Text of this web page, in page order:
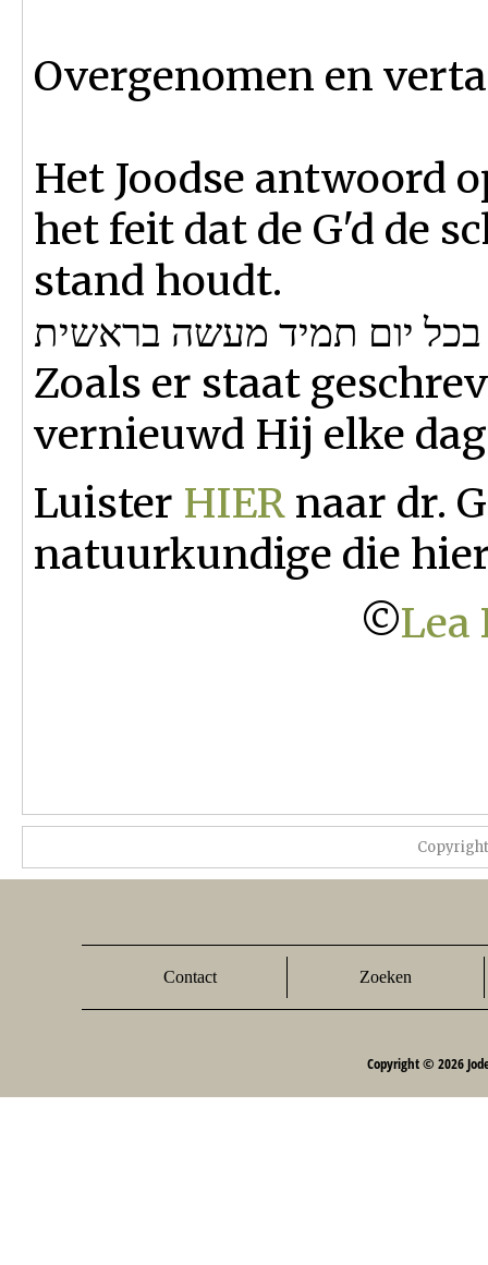
Overgenomen en
Het Joodse antwoord
het feit dat de G'd de
stand houdt.
בכל יום תמיד מעשה בראשית
Zoals er staat
vernieuwd Hij elke
Luister HIER naar dr.
natuurkundige die
©Lea
Contact Zoeken
Copyright © 2026